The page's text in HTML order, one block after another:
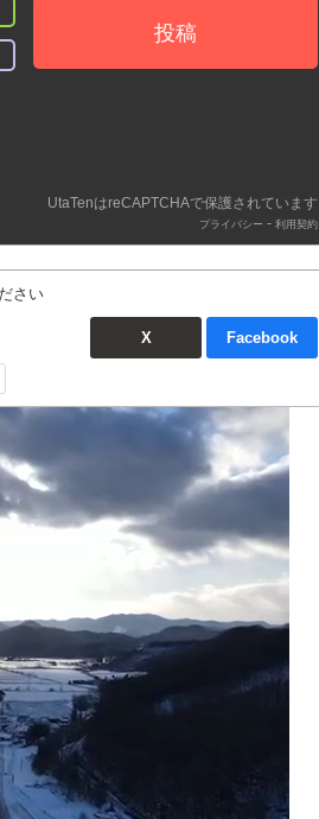
投稿
UtaTenはreCAPTCHAで保護されています
プライバシー - 利用契約
さい
X Facebook